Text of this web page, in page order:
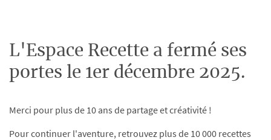
L'Espace Recette a fermé ses
portes le 1er décembre 2025.
Merci pour plus de 10 ans de partage et créativité !
Pour continuer l'aventure, retrouvez plus de 10 000 recettes